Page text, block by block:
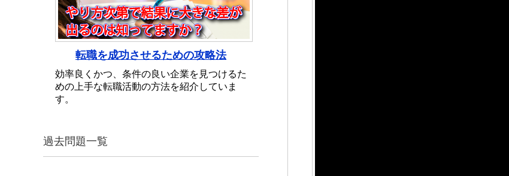
転職を成功させるための攻略法
効率良くかつ、条件の良い企業を見つけるた
めの上手な転職活動の方法を紹介していま
す。
過去問題一覧